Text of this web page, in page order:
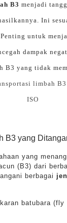
B3 menjadi
Ini
untuk
dampak
B3 yang tidak
limbah
ISO
B3 yang
yang
(B3) dari
berbagai
batubara